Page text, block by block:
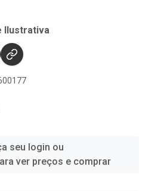
Ilustrativa
seu login ou
ver preços e comprar